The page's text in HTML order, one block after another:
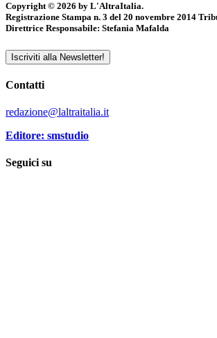
Copyright © 2026 by L'AltraItalia.
Registrazione Stampa n. 3 del 20 novembre 2014
Direttrice Responsabile: Stefania Mafalda
Iscriviti alla Newsletter!
Contatti
redazione@laltraitalia.it
Editore: smstudio
Seguici su